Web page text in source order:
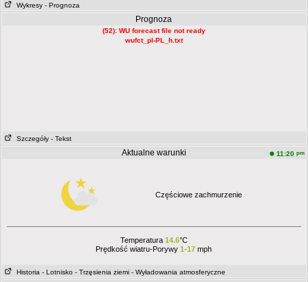
Wykresy - Prognoza
Prognoza
(52): WU forecast file not ready
wufct_pl-PL_h.txt
Szczegóły - Tekst
Aktualne warunki 11:20 pm
Częściowe zachmurzenie
Temperatura 14.6°C
Prędkość wiatru-Porywy 1-17 mph
Historia - Lotnisko - Trzęsienia ziemi - Wyładowania atmosferyczne